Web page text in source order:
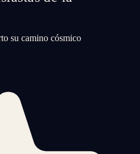
su camino cósmico